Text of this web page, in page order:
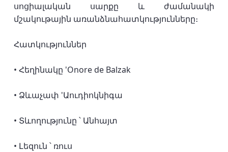
սոցիալական սարքը և ժամանակի
մշակութային առանձնահատկությունները։
Հատկություններ
• Հեղինակը 'Onore de Balzak
• Ձևաչափ 'Աուդիոկնիգա
• Տևողությունը ՝ Անհայտ
• Լեզուն ՝ ռուս